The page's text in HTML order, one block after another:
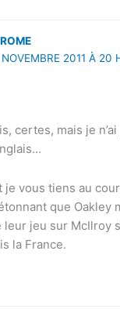
NOVEMBRE 2011 À 20
certes, mais je
je vous tiens au
que Oakley
jeu sur McIlroy
la France.